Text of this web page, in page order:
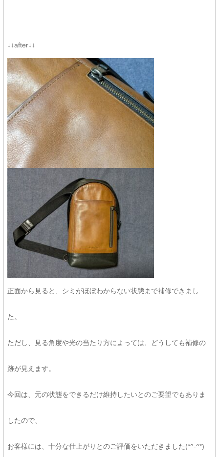
↓↓after↓↓
正面から見ると、シミがほぼわからない状態まで補修できまし
た。
ただし、見る角度や光の当たり方によっては、どうしても補修の
跡が見えます。
今回は、元の状態をできるだけ維持したいとのご要望でもありま
したので、
お客様には、十分な仕上がりとのご評価をいただきました(*^-^*)